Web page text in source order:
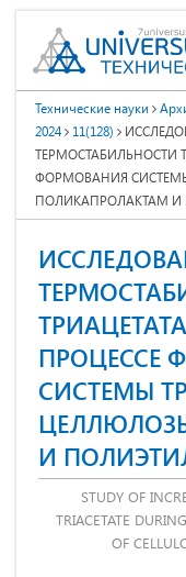
Технические науки
2024
11(128)
ТЕРМОСТАБИЛЬНОСТИ
ФОРМОВАНИЯ
ПОЛИКАПРОЛАКТАМ И
ПРОЦЕССЕ
СИСТЕМЫ
И
STUDY OF
TRIACETATE
OF